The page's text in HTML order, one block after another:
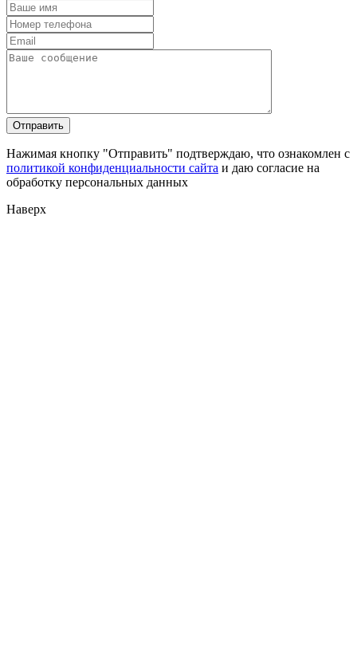
Нажимая кнопку "Отправить" подтверждаю, что ознакомлен с
политикой конфиденциальности сайта и даю согласие на
обработку персональных данных
Наверх